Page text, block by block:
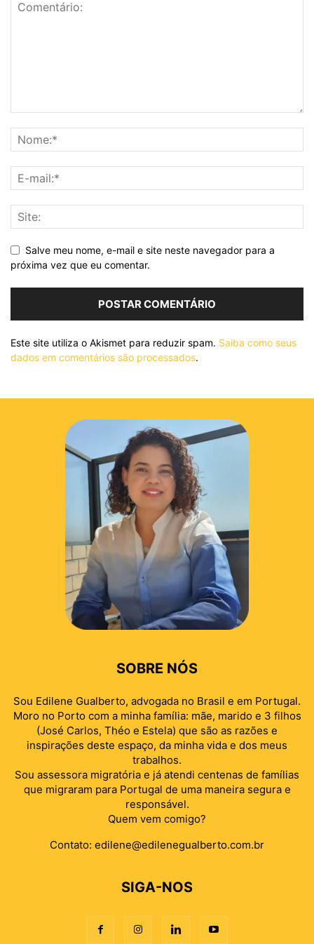
Salve meu nome, e-mail e site neste navegador para a
próxima vez que eu comentar.
Este site utiliza o Akismet para reduzir spam. Saiba como seus
dados em comentários são processados.
SOBRE NÓS
Sou Edilene Gualberto, advogada no Brasil e em Portugal.
Moro no Porto com a minha família: mãe, marido e 3 filhos
(José Carlos, Théo e Estela) que são as razões e
inspirações deste espaço, da minha vida e dos meus
trabalhos.
Sou assessora migratória e já atendi centenas de famílias
que migraram para Portugal de uma maneira segura e
responsável.
Quem vem comigo?
Contato: edilene@edilenegualberto.com.br
SIGA-NOS